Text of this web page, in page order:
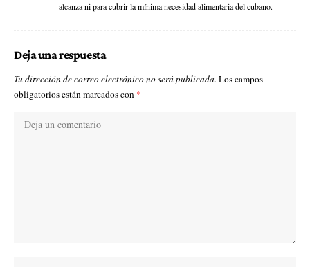
alcanza ni para cubrir la mínima necesidad alimentaria del cubano.
Deja una respuesta
Tu dirección de correo electrónico no será publicada. Los campos
obligatorios están marcados con *